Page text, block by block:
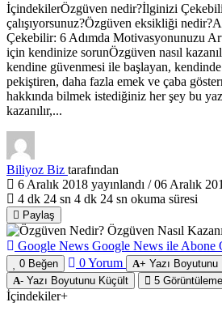
İçindekilerÖzgüven nedir?İlginizi
çalışıyorsunuz?Özgüven eksikliği
Çekebilir: 6 Adımda Motivasyonunuzu
için kendinize sorunÖzgüven nasıl
kendine güvenmesi ile başlayan,
pekiştiren, daha fazla emek ve çaba
hakkında bilmek istediğiniz her şey bu
kazanılır,...
Biliyoz Biz tarafından
6 Aralık 2018 yayınlandı /06 Aralık
4 dk 24 sn 4 dk 24 sn okuma süresi
Paylaş
Google News Google News ile Abone
0 Beğen 0Yorum + Yazı Boyutunu
- Yazı Boyutunu Küçült 5 Görüntüleme
İçindekiler+